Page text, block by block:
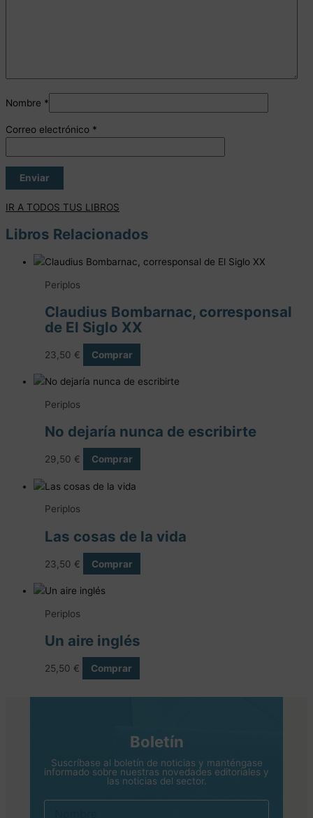
Nombre *
Correo electrónico *
IR A TODOS TUS LIBROS
Libros Relacionados
Periplos
Claudius Bombarnac, corresponsal
de El Siglo XX
23,50 € Comprar
Periplos
No dejaría nunca de escribirte
29,50 € Comprar
Periplos
Las cosas de la vida
23,50 € Comprar
Periplos
Un aire inglés
25,50 € Comprar
Boletín
Suscríbase al boletín de noticias y manténgase
informado sobre nuestras novedades editoriales y
las noticias del sector.